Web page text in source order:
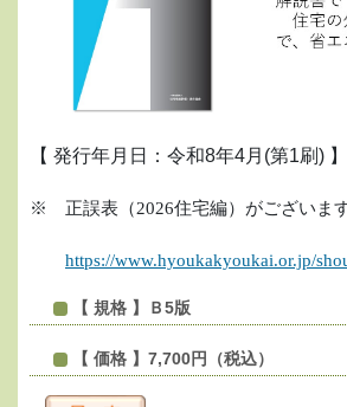
【 発行年月日：令和8年4月(第1刷) 】
※ 正誤表（2026住宅編）がございま
https://www.hyoukakyoukai.or.jp/
【 規格 】Ｂ5版
【 価格 】7,700円（税込）